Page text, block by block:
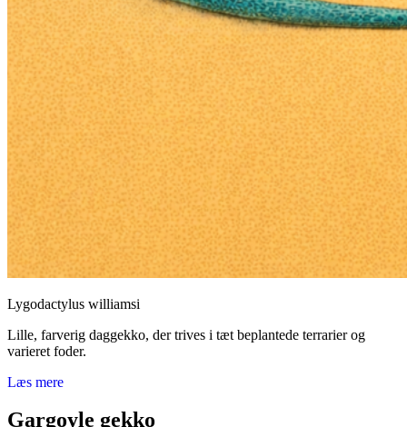
Lygodactylus williamsi
Lille, farverig daggekko, der trives i tæt beplantede terrarier og
varieret foder.
Læs mere
Gargoyle gekko